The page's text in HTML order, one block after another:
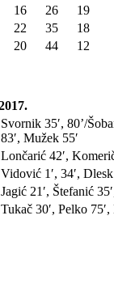
16 26
19
22 35
18
20 44 12
Svornik 35′, 80’/
83′, Mužek 55′
Lončarić 42′,
Vidović 1′, 34′, Dlesk
Jagić 21′, Štefanić
Tukač 30′, Pelko